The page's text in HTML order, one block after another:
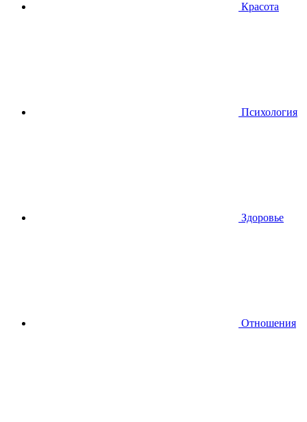
Красота
Психология
Здоровье
Отношения